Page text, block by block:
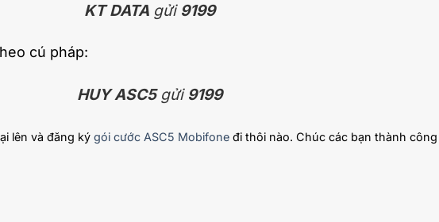
KT DATA gửi 9199
cú pháp:
HUY ASC5 gửi 9199
lên và đăng ký gói cước ASC5 Mobifone đi thôi nào. Chúc các bạn thành